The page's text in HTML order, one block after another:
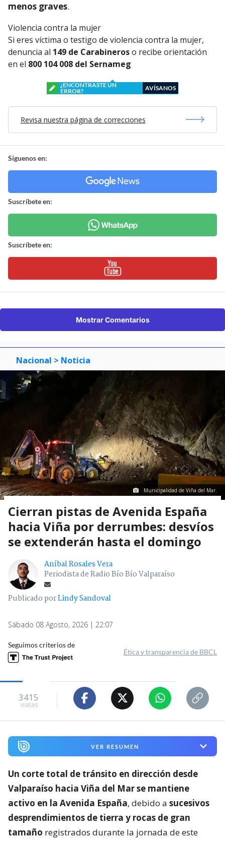
menos graves.
Violencia contra la mujer
Si eres víctima o testigo de violencia contra la mujer,
denuncia al 149 de Carabineroso recibe orientación
en el 800 104 008 del Sernameg
¿ENCONTRASTE UN
ERROR?
AVÍSANOS
Revisa nuestra página de correcciones
Síguenos en:
Suscríbete en:
Suscríbete en:
Mostrar Comentarios
Nacional > Noticia
Municipalidad de Viña del Mar.
Cierran pistas de Avenida España
hacia Viña por derrumbes: desvíos
se extenderán hasta el domingo
Aníbal Rosales Vera
Periodista de Radio Bío Bío Valparaíso
Publicado porLindy Sandoval
Sábado 08 Agosto, 2026 | 22:07
Seguimos criterios de
Ética y transparencia de BBCL
3415
visitas
VER RESUMEN
Un corte total de tránsito en dirección desde
Valparaíso hacia Viña del Mar se mantiene
activo en la Avenida España, debido a sucesivos
desprendimientos de tierra y rocas de gran
tamaño registrados durante la jornada de este